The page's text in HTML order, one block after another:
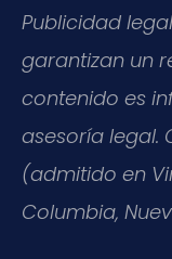
Publicidad
garantizan un
contenido es
asesoría legal.
(admitido en
Columbia,